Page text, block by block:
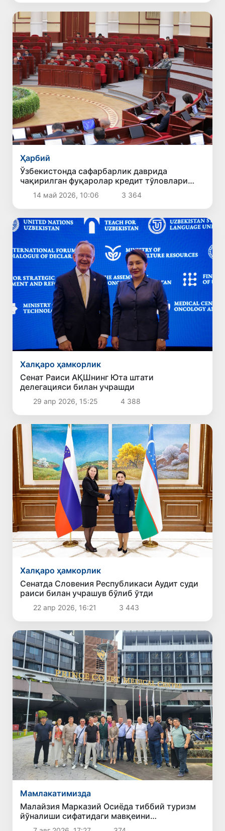
Ҳарбий
Ўзбекистонда сафарбарлик даврида
чақирилган фуқаролар кредит тўловлари
кечиктирилади
14 май 2026, 10:06 3 364
Халқаро ҳамкорлик
Сенат Раиси АҚШнинг Юта штати
делегацияси билан учрашди
29 апр 2026, 15:25 4 388
Халқаро ҳамкорлик
Сенатда Словения Республикаси Аудит суди
раиси билан учрашув бўлиб ўтди
22 апр 2026, 16:21 3 443
Мамлакатимизда
Малайзия Марказий Осиёда тиббий туризм
йўналиши сифатидаги мавқеини
мустаҳкамламоқда